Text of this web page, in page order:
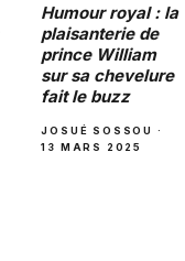
Humour royal : la
plaisanterie de
prince William
sur sa chevelure
fait le buzz
JOSUÉ SOSSOU ·
13 MARS 2025